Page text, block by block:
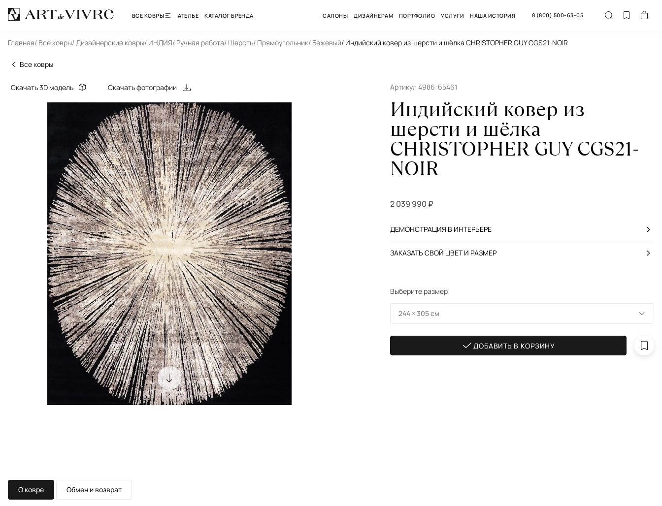
ВСЕ КОВРЫ АТЕЛЬЕ КАТАЛОГ БРЕНДА САЛОНЫ ДИЗАЙНЕРАМ ПОРТФОЛИО УСЛУГИ НАША ИСТОРИЯ 8 (800) 500-63-05
Главная/ Все ковры/ Дизайнерские ковры/ ИНДИЯ/ Ручная работа/ Шерсть/ Прямоугольник/ Бежевый/ Индийский ковер из шерсти и шёлка CHRISTOPHER GUY CGS21-NOIR
Все ковры
Скачать 3D модель Скачать фотографии
О ковре Обмен и возврат
Артикул 4986-65461
Индийский ковер из
шерсти и шёлка
CHRISTOPHER GUY CGS21-
NOIR
2 039 990 ₽
ДЕМОНСТРАЦИЯ В ИНТЕРЬЕРЕ
ЗАКАЗАТЬ СВОЙ ЦВЕТ И РАЗМЕР
Выберите размер
244 × 305 см
ДОБАВИТЬ В КОРЗИНУ